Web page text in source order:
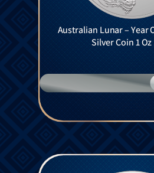
Australian Lunar – Year
Silver Coin 1